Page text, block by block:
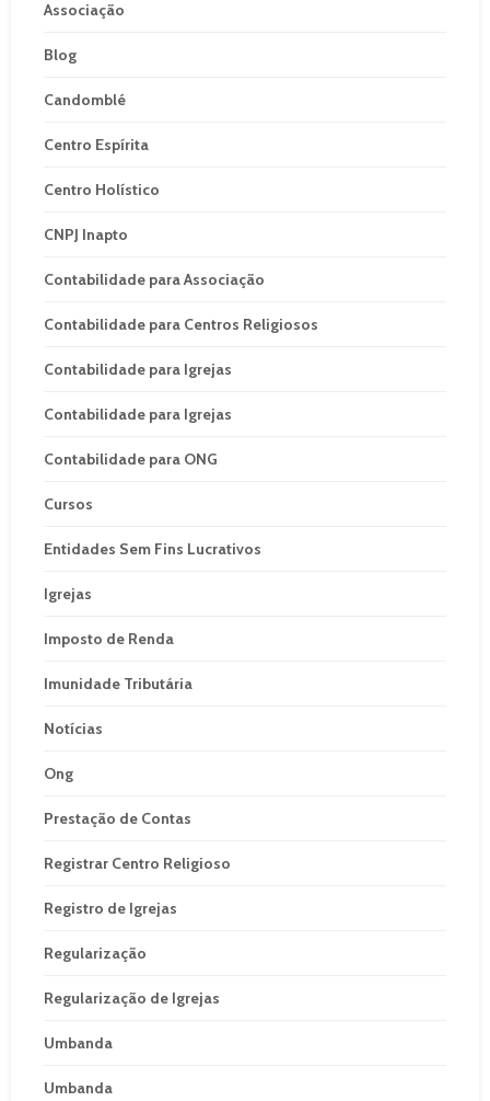
Associação
Blog
Candomblé
Centro Espírita
Centro Holístico
CNPJ Inapto
Contabilidade para Associação
Contabilidade para Centros Religiosos
Contabilidade para Igrejas
Contabilidade para Igrejas
Contabilidade para ONG
Cursos
Entidades Sem Fins Lucrativos
Igrejas
Imposto de Renda
Imunidade Tributária
Notícias
Ong
Prestação de Contas
Registrar Centro Religioso
Registro de Igrejas
Regularização
Regularização de Igrejas
Umbanda
Umbanda